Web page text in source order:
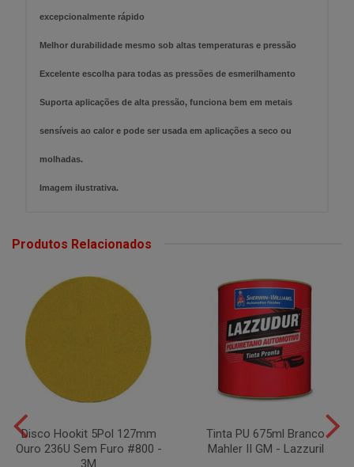
excepcionalmente rápido
Melhor durabilidade mesmo sob altas temperaturas e pressão
Excelente escolha para todas as pressões de esmerilhamento
Suporta aplicações de alta pressão, funciona bem em metais
sensíveis ao calor e pode ser usada em aplicações a seco ou
molhadas.
Imagem ilustrativa.
Produtos Relacionados
Disco Hookit 5Pol 127mm
Ouro 236U Sem Furo #800 -
3M
Tinta PU 675ml Branco
Mahler II GM - Lazzuril